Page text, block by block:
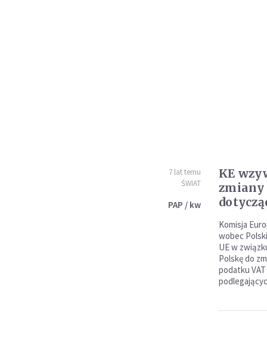
7 lat temu
ŚWIAT
PAP / kw
KE
zmiany
Komisja
wobec
UE w
Polskę do
podatku